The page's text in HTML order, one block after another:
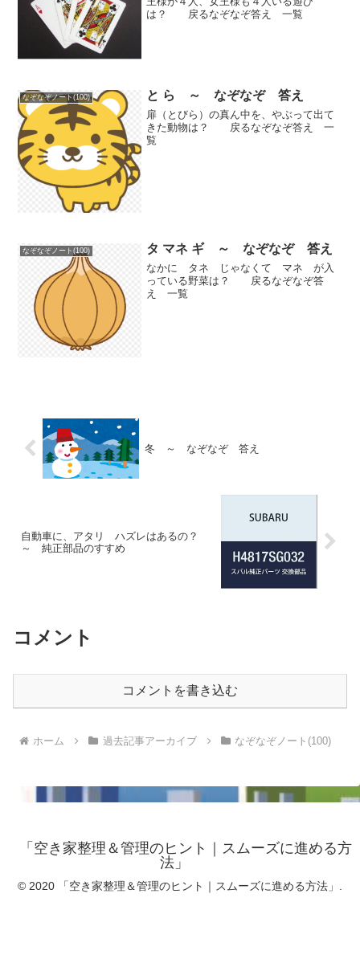
は？ 戻るなぞなぞ答え 一覧
なぞなぞノート(100) と ら ～ なぞなぞ 答え
扉（とびら）の真ん中を、やぶって出て
きた動物は？ 戻るなぞなぞ答え 一
覧
なぞなぞノート(100) タ マネ ギ ～ なぞなぞ 答え
なかに タネ じゃなくて マネ が入
っている野菜は？ 戻るなぞなぞ答
え 一覧
冬 ～ なぞなぞ 答え
自動車に、アタリ ハズレはあるの？
～ 純正部品のすすめ
コメント
コメントを書き込む
ホーム 過去記事アーカイブ なぞなぞノート(100)
「空き家整理＆管理のヒント｜スムーズに進める方
法」
© 2020 「空き家整理＆管理のヒント｜スムーズに進める方法」.